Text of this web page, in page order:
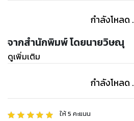
กำลังโหลด
จากสำนักพิมพ์ โดยนายวิษณุ
ดูเพิ่มเติม
กำลังโหลด
ให้5 คะแนน